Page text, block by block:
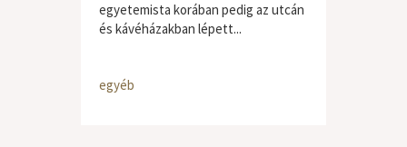
egyetemista korában pedig az utcán
és kávéházakban lépett...
egyéb